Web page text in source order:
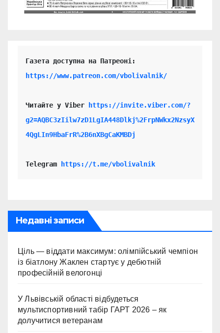
https://www.patreon.com/vbolivalnik/
Читайте у Viber
https://invite.viber.com/?
g2=AQBC3zIilw7zD1LgIA448Dlkj%2FrpNWkx2NzsyX
4QgLIn9HbaFrR%2B6nXBgCaKMBDj
Telegram https://t.me/vbolivalnik
Недавні записи
Ціль — віддати максимум: олімпійський чемпіон
із біатлону Жаклен стартує у дебютній
професійній велогонці
У Львівській області відбудеться
мультиспортивний табір ГАРТ 2026 – як
долучитися ветеранам